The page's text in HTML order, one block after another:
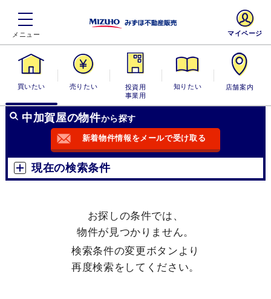
買いたい 売りたい
投資用・事業
用
知りたい 店舗案内
マイページ
中加賀屋の物件から探す
新着物件情報をメールで受け取る
現在の検索条件
お探しの条件では、
物件が見つかりません。
検索条件の変更ボタンより
再度検索をしてください。